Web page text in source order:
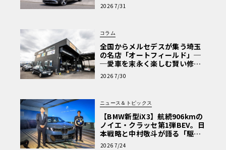
【第1回・ヒョンデ6つの疑問：
Why? Hyundai?】〈PR〉
2026 7/31
コラム
全国からメルセデスが集う埼玉
の名店「オートフィールド」─
─愛車を末永く楽しむ賢い修理
術と、プロがフックス製オイル
を選ぶ理由〈PR〉
2026 7/30
ニュース＆トピックス
【BMW新型iX3】航続906kmの
ノイエ・クラッセ第1弾BEV。日
本戦略と中村敬斗が語る「駆け
ぬける歓び」
2026 7/24